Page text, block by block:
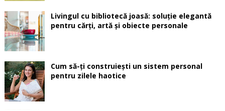
Livingul cu bibliotecă joasă: soluție elegantă
pentru cărți, artă și obiecte personale
Cum să-ți construiești un sistem personal
pentru zilele haotice